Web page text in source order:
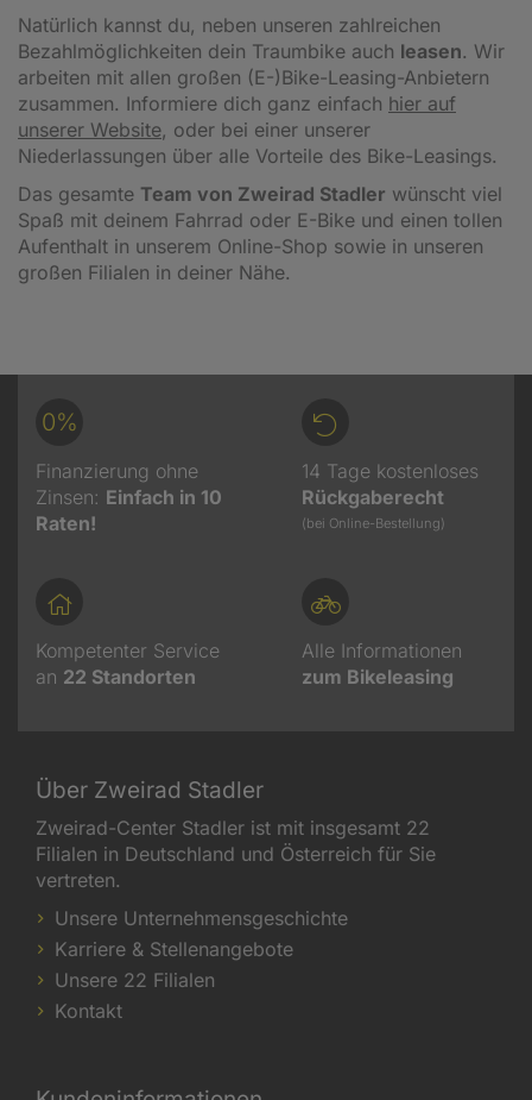
Natürlich kannst du, neben unseren zahlreichen
Bezahlmöglichkeiten dein Traumbike auch leasen. Wir
arbeiten mit allen großen (E-)Bike-Leasing-Anbietern
zusammen. Informiere dich ganz einfach hier auf
unserer Website, oder bei einer unserer
Niederlassungen über alle Vorteile des Bike-Leasings.
Das gesamte Team von Zweirad Stadler wünscht viel
Spaß mit deinem Fahrrad oder E-Bike und einen tollen
Aufenthalt in unserem Online-Shop sowie in unseren
großen Filialen in deiner Nähe.
0%
Finanzierung ohne
Zinsen: Einfach in 10
Raten!
14 Tage kostenloses
Rückgaberecht
(bei Online-Bestellung)
Kompetenter Service
an 22 Standorten
Alle Informationen
zum Bikeleasing
Über Zweirad Stadler
Zweirad-Center Stadler ist mit insgesamt 22
Filialen in Deutschland und Österreich für Sie
vertreten.
Unsere Unternehmensgeschichte
Karriere & Stellenangebote
Unsere 22 Filialen
Kontakt